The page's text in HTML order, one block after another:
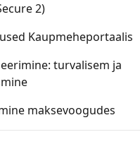
2)
Kaupmeheportaalis
turvalisem ja
maksevoogudes